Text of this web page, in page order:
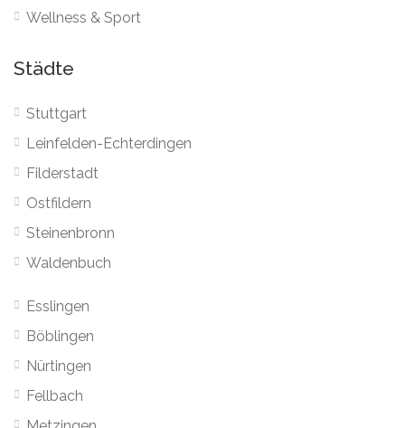
Wellness & Sport
Städte
Stuttgart
Leinfelden-Echterdingen
Filderstadt
Ostfildern
Steinenbronn
Waldenbuch
Esslingen
Böblingen
Nürtingen
Fellbach